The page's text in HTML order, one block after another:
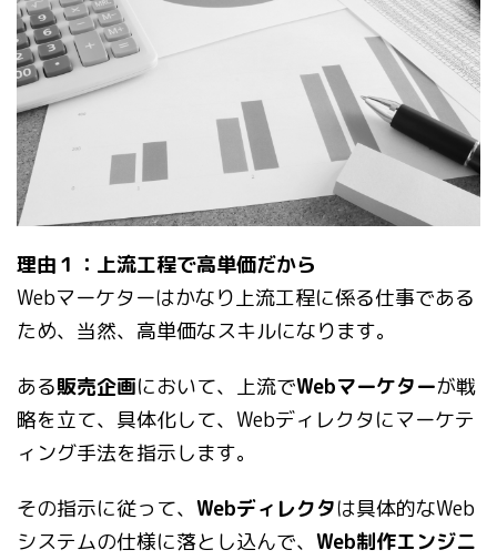
理由１：上流工程で高単価だから
Webマーケターはかなり上流工程に係る仕事である
ため、当然、高単価なスキルになります。
ある販売企画において、上流でWebマーケターが戦
略を立て、具体化して、Webディレクタにマーケテ
ィング手法を指示します。
その指示に従って、 Webディレクタは具体的なWeb
システムの仕様に落とし込んで、 Web制作エンジニ